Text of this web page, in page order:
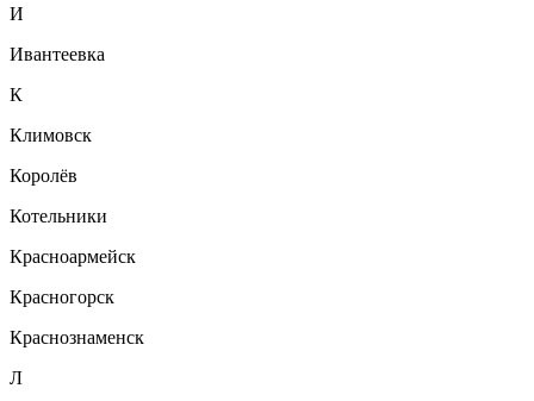
И
Ивантеевка
К
Климовск
Королёв
Котельники
Красноармейск
Красногорск
Краснознаменск
Л